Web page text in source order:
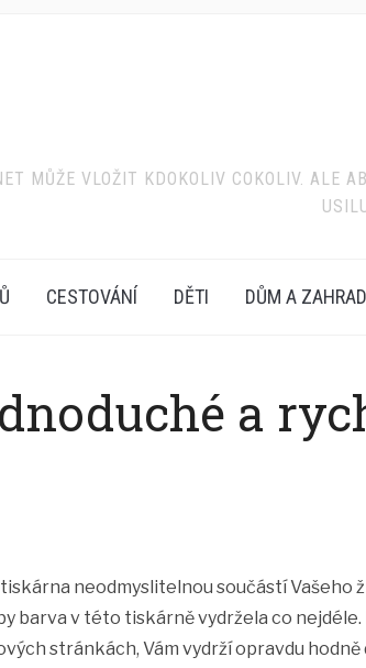
MŮŽE VLOŽIT KDOKOLIV COKOLIV. ALE
CESTOVÁNÍ DĚTI DŮM A
a
neodmyslitelnou součástí Vašeho
barva v této tiskárně vydržela co nejdéle.
stránkách, Vám vydrží opravdu hodně